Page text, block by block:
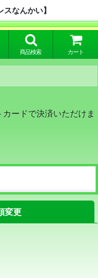
なんかい】
商品検索 カート
ードで決済いただけま
変更